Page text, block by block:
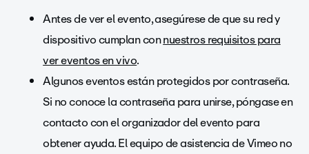
Antes de ver el evento, asegúrese de que su red y
dispositivo cumplan connuestros requisitos para
ver eventos en vivo.
Algunos eventos están protegidos por contraseña.
Si no conoce la contraseña para unirse, póngase en
contacto con el organizador del evento para
obtener ayuda. El equipo de asistencia de Vimeo no